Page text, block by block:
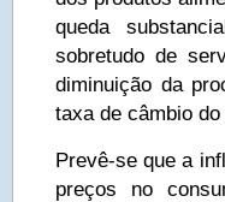
queda
sobretudo de
diminuição da
taxa de câmbio
Prevê-se que a
preços no